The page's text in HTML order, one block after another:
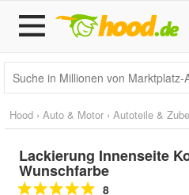
Hood › Auto & Motor › Autoteile &
Lackierung Innenseite
Wunschfarbe
8